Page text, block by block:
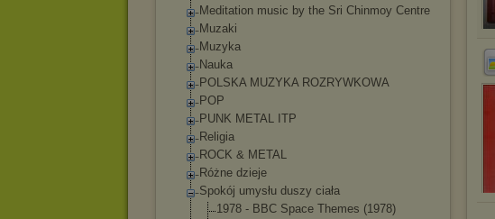
Meditation music by the Sri Chinmoy Centre
Muzaki
Muzyka
Nauka
POLSKA MUZYKA ROZRYWKOWA
POP
PUNK METAL ITP
Religia
ROCK & METAL
Różne dzieje
Spokój umysłu duszy ciała
1978 - BBC Space Themes (1978)